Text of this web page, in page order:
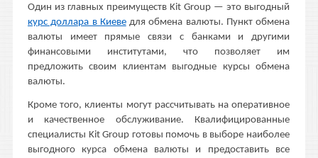
Один из главных преимуществ Kit Group — это выгодный
курс доллара в Киеведля обмена валюты. Пункт обмена
валюты имеет прямые связи с банками и другими
финансовыми институтами, что позволяет им
предложить своим клиентам выгодные курсы обмена
валюты.
Кроме того, клиенты могут рассчитывать на оперативное
и качественное обслуживание. Квалифицированные
специалисты Kit Group готовы помочь в выборе наиболее
выгодного курса обмена валюты и предоставить все